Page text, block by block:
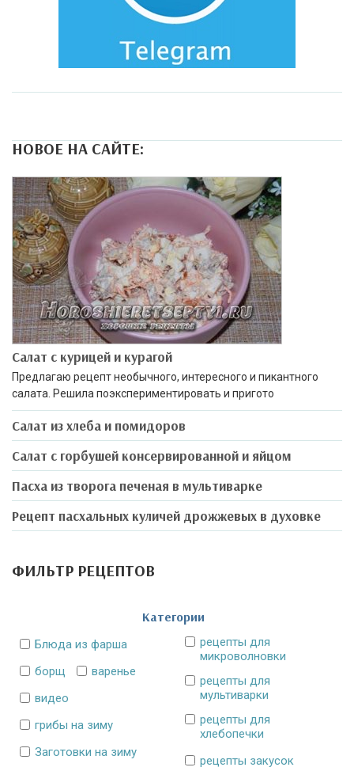
НОВОЕ НА САЙТЕ:
Салат с курицей и курагой
Предлагаю рецепт необычного, интересного и пикантного
салата. Решила поэкспериментировать и пригото
Салат из хлеба и помидоров
Салат с горбушей консервированной и яйцом
Пасха из творога печеная в мультиварке
Рецепт пасхальных куличей дрожжевых в духовке
ФИЛЬТР РЕЦЕПТОВ
Категории
Блюда из фарша
борщ
варенье
видео
грибы на зиму
Заготовки на зиму
рецепты для
микроволновки
рецепты для
мультиварки
рецепты для
хлебопечки
рецепты закусок